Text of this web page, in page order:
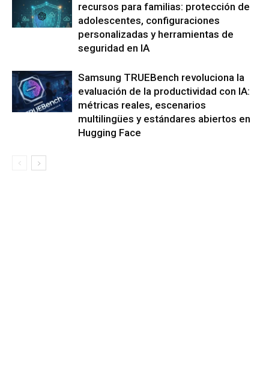
recursos para familias: protección de
adolescentes, configuraciones
personalizadas y herramientas de
seguridad en IA
Samsung TRUEBench revoluciona la
evaluación de la productividad con IA:
métricas reales, escenarios
multilingües y estándares abiertos en
Hugging Face